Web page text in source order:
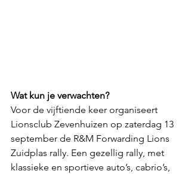
Wat kun je verwachten?
Voor de vijftiende keer organiseert
Lionsclub Zevenhuizen op zaterdag 13
september de R&M Forwarding Lions
Zuidplas rally. Een gezellig rally, met
klassieke en sportieve auto’s, cabrio’s,